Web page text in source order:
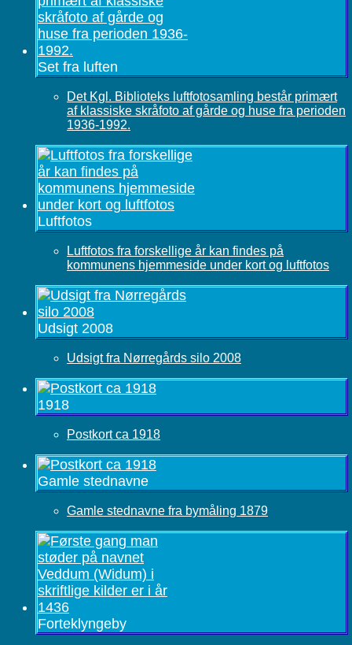
Set fra luften
Det Kgl. Biblioteks luftfotosamling består primært
af klassiske skråfoto af gårde og huse fra perioden
1936-1992.
Luftfotos
Luftfotos fra forskellige år kan findes på
kommunens hjemmeside under kort og luftfotos
Udsigt 2008
Udsigt fra Nørregårds silo 2008
1918
Postkort ca 1918
Gamle stednavne
Gamle stednavne fra bymåling 1879
Forteklyngeby